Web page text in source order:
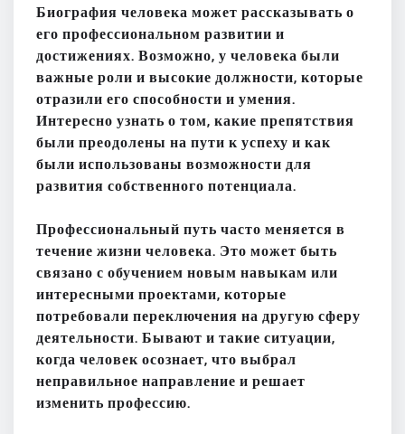
Биография человека может рассказывать о
его профессиональном развитии и
достижениях. Возможно, у человека были
важные роли и высокие должности, которые
отразили его способности и умения.
Интересно узнать о том, какие препятствия
были преодолены на пути к успеху и как
были использованы возможности для
развития собственного потенциала.
Профессиональный путь часто меняется в
течение жизни человека. Это может быть
связано с обучением новым навыкам или
интересными проектами, которые
потребовали переключения на другую сферу
деятельности. Бывают и такие ситуации,
когда человек осознает, что выбрал
неправильное направление и решает
изменить профессию.